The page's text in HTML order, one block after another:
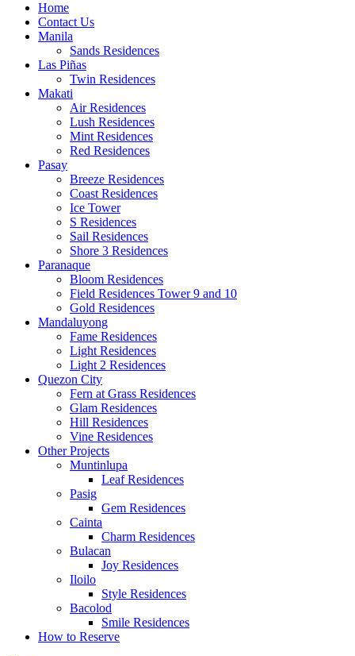
Home
Contact Us
Manila
Sands Residences
Las Piñas
Twin Residences
Makati
Air Residences
Lush Residences
Mint Residences
Red Residences
Pasay
Breeze Residences
Coast Residences
Ice Tower
S Residences
Sail Residences
Shore 3 Residences
Paranaque
Bloom Residences
Field Residences Tower 9 and 10
Gold Residences
Mandaluyong
Fame Residences
Light Residences
Light 2 Residences
Quezon City
Fern at Grass Residences
Glam Residences
Hill Residences
Vine Residences
Other Projects
Muntinlupa
Leaf Residences
Pasig
Gem Residences
Cainta
Charm Residences
Bulacan
Joy Residences
Iloilo
Style Residences
Bacolod
Smile Residences
How to Reserve